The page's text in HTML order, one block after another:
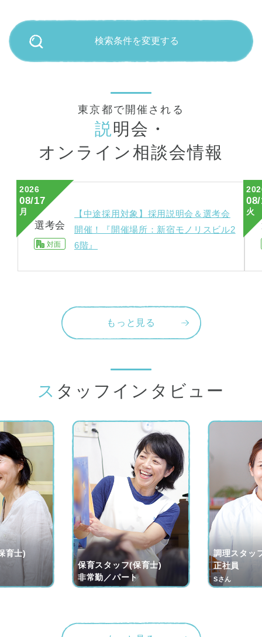
検索条件を変更する
東京都で開催される
説明会・
オンライン相談会情報
2026
08/17
月
選考会
対面
【中途採用対象】採用説明会＆選考会
開催！『開催場所：新宿モノリスビル2
6階』
火
もっと見る
スタッフインタビュー
育士)
保育スタッフ(保育士)
非常勤／パート
調理スタッ
正社員
Sさん